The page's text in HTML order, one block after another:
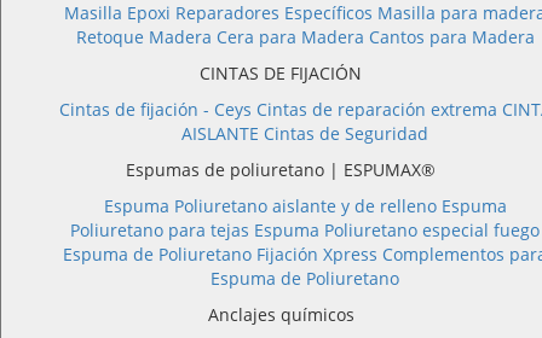
Masilla Epoxi Reparadores Específicos Masilla para
Retoque Madera Cera para Madera Cantos para Madera
CINTAS DE FIJACIÓN
Cintas de fijación - Ceys Cintas de reparación extrema
AISLANTE Cintas de Seguridad
Espumas de poliuretano | ESPUMAX®
Espuma Poliuretano aislante y de relleno Espuma
Poliuretano para tejas Espuma Poliuretano especial fuego
Espuma de Poliuretano Fijación Xpress Complementos
Espuma de Poliuretano
Anclajes químicos